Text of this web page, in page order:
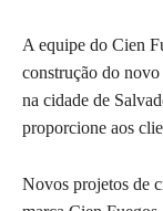
A equipe do Cien
construção do
na cidade de
proporcione aos
Novos projetos de